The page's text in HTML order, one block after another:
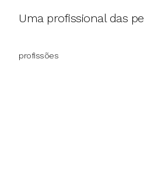
Uma profissional das
profissões